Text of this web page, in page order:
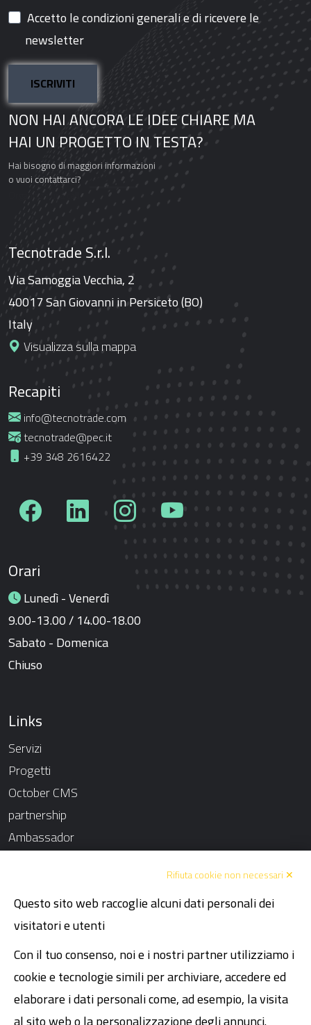
Accetto le condizioni generali e di ricevere le
newsletter
ISCRIVITI
NON HAI ANCORA LE IDEE CHIARE MA
HAI UN PROGETTO IN TESTA?
Hai bisogno di maggiori informazioni
o vuoi contattarci?
Organizza una call
Tecnotrade S.r.l.
Via Samoggia Vecchia, 2
40017 San Giovanni in Persiceto (BO)
Italy
Visualizza sulla mappa
Recapiti
info@tecnotrade.com
tecnotrade@pec.it
+39 348 2616422
Orari
Lunedì - Venerdì
9.00-13.00 / 14.00-18.00
Sabato - Domenica
Chiuso
Links
Servizi
Progetti
October CMS
partnership
Ambassador
Contatti
Atmosphere
Fissa un incontro
Dichiarazione dei diritti umani
Rifiuta cookie non necessari ✕
Questo sito web raccoglie alcuni dati personali dei
visitatori e utenti
Con il tuo consenso, noi e i nostri partner utilizziamo i
cookie e tecnologie simili per archiviare, accedere ed
elaborare i dati personali come, ad esempio, la visita